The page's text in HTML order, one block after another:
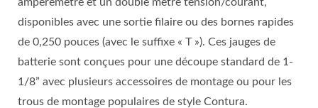
disponibles avec une sortie filaire ou des bornes rapides
de 0,250 pouces (avec le suffixe « T »). Ces jauges de
batterie sont conçues pour une découpe standard de 1-
1/8” avec plusieurs accessoires de montage ou pour les
trous de montage populaires de style Contura.